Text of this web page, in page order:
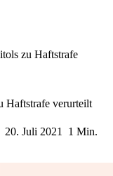
zu Haftstrafe
Haftstrafe verurteilt
20. Juli 2021 1 Min.